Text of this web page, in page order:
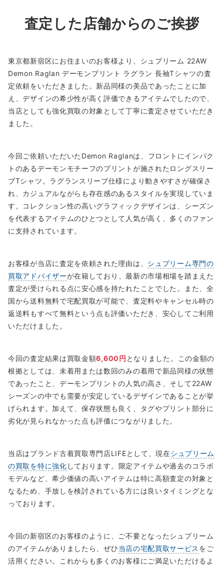
査定した店舗からのご挨拶
東京都新宿区にお住まいのお客様より、シュプリーム 22AW
Demon Raglan デーモンプリント ラグラン 長袖Tシャツの査
定依頼をいただきました。新品同様の美品であったことに加
え、デザインの希少性が高く評価できるアイテムでしたので、
当店としても強化買取の対象として丁寧に査定させていただき
ました。
今回ご依頼いただいたDemon Raglanは、フロントにインパク
トのあるデーモンモチーフのプリントが施されたロングスリー
ブTシャツ。ラグランスリーブ仕様により動きやすさが確保さ
れ、カジュアルながらも存在感のあるスタイルを実現していま
す。コレクション性の高いグラフィックデザインは、シーズン
を代表するアイテムのひとつとして人気が高く、多くのファン
に支持されています。
お客様が当店に査定を依頼された理由は、 シュプリーム専門の
買取アドバイザーが在籍しており、最新の市場相場を踏まえた
査定が受けられる点に安心感を持たれたことでした。また、全
国から送料無料で宅配買取が可能で、査定料やキャンセル時の
返送料もすべて無料という点も評価いただき、安心してご利用
いただけました。
今回の査定結果は買取金額6,600円 となりました。この金額の
根拠としては、未着用または数回のみの着用で新品同様の状態
であったこと、デーモンプリントの人気の高さ、そして22AW
シーズンの中でも需要が安定しているデザインであることが挙
げられます。加えて、保存状態も良く、タグやプリント部分に
劣化が見られなかった点も評価につながりました。
当店はブランド古着買取専門店LIFEとして、現在シュプリーム
の買取を特に強化 しております。限定アイテムや過去のコラボ
モデルなど、希少価値の高いアイテムは特に高額査定の対象と
なるため、手放しを検討されている方には良いタイミングとな
っております。
今回の新宿区のお客様のように、ご不要となったシュプリーム
のアイテムがありましたら、ぜひ当店の宅配買取サービス をご
活用ください。これからも多くのお客様にご満足いただけるよ